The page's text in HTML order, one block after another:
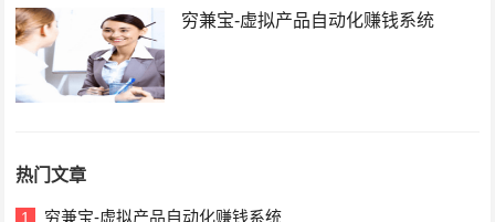
穷兼宝-虚拟产品自动化赚钱系统
热门文章
1 穷兼宝-虚拟产品自动化赚钱系统